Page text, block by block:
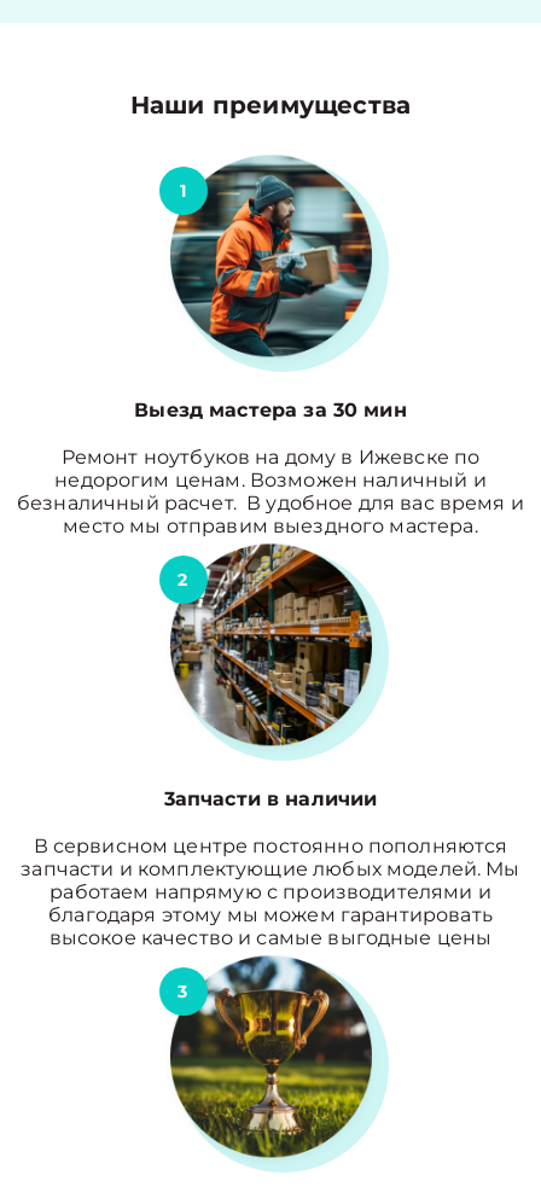
Наши преимущества
1
Выезд мастера за 30 мин
Ремонт ноутбуков на дому в Ижевске по
недорогим ценам. Возможен наличный и
безналичный расчет. В удобное для вас время и
место мы отправим выездного мастера.
2
3апчасти в наличии
В сервисном центре постоянно пополняются
запчасти и комплектующие любых моделей. Мы
работаем напрямую с производителями и
благодаря этому мы можем гарантировать
высокое качество и самые выгодные цены
3